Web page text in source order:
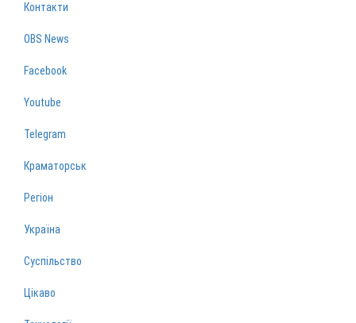
Контакти
OBS News
Facebook
Youtube
Telegram
Краматорськ
Регіон
Україна
Суспільство
Цікаво